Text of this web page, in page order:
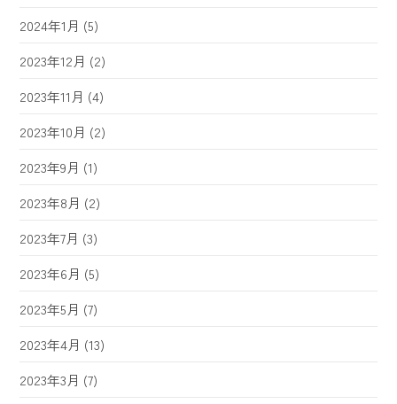
2024年1月 (5)
2023年12月 (2)
2023年11月 (4)
2023年10月 (2)
2023年9月 (1)
2023年8月 (2)
2023年7月 (3)
2023年6月 (5)
2023年5月 (7)
2023年4月 (13)
2023年3月 (7)